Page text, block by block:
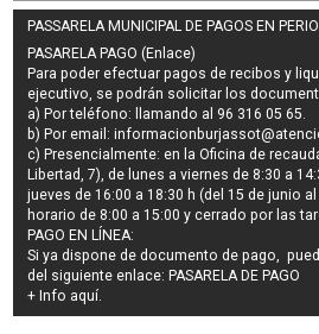
PASSARELA MUNICIPAL DE PAGOS EN
PASARELA PAGO (Enlace)
Para poder efectuar pagos derecibos y
ejecutivo, se podrán solicitar los
a) Por teléfono: llamando al 96 316 05 65.
b) Por email:
c) Presencialmente: en la Oficina de
Libertad, 7), de lunes a viernes de 8:30 a
jueves de 16:00 a 18:30 h (del 15 de junio
horario de 8:00 a 15:00 y cerrado por las
PAGO EN LÍNEA:
Si ya dispone de documento de pago,
del siguiente enlace: PASARELA DE PAGO
+ Info aquí.